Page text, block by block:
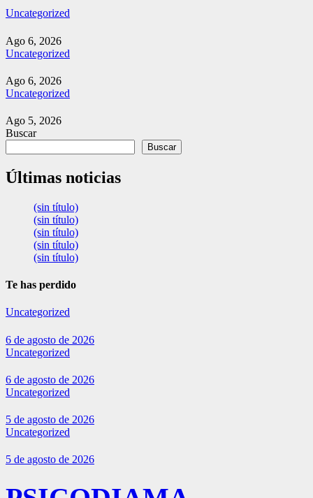
Uncategorized
Ago 6, 2026
Uncategorized
Ago 6, 2026
Uncategorized
Ago 5, 2026
Buscar
Buscar
Últimas noticias
(sin título)
(sin título)
(sin título)
(sin título)
(sin título)
Te has perdido
Uncategorized
6 de agosto de 2026
Uncategorized
6 de agosto de 2026
Uncategorized
5 de agosto de 2026
Uncategorized
5 de agosto de 2026